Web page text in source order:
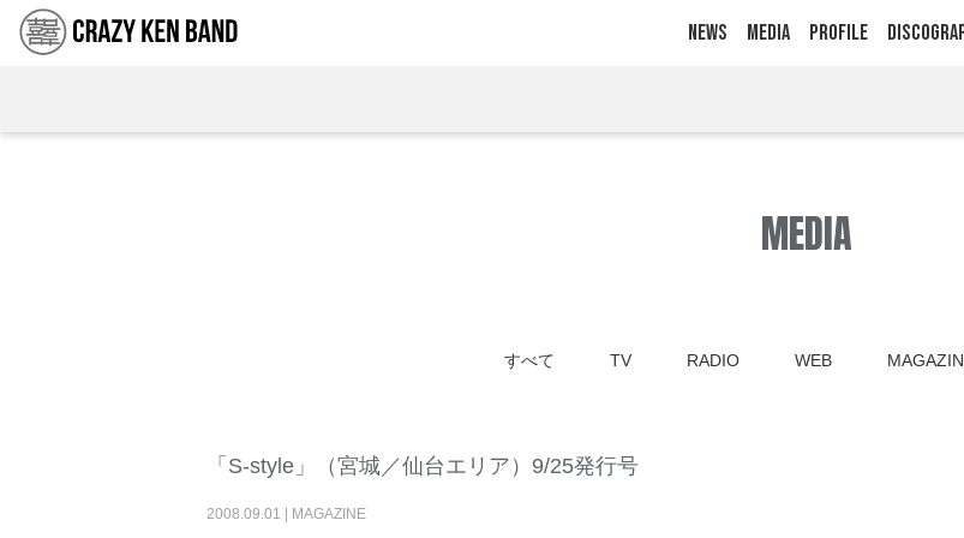
NEWS MEDIA PROFILE
MEDIA
すべて TV RADIO WEB
「S-style」（宮城／仙台エリア）9/25発行号
2008.09.01 MAGAZINE